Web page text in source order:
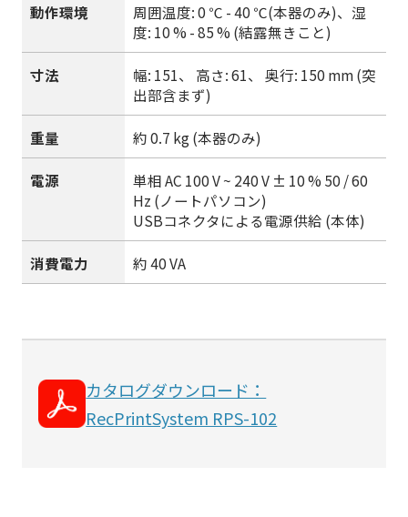
動作環境
周囲温度: 0 ℃ - 40 ℃(本器のみ)、湿
度: 10 % - 85 % (結露無きこと)
寸法
幅: 151、 高さ: 61、 奥行: 150 mm (突
出部含まず)
重量 約 0.7 kg (本器のみ)
電源
単相 AC 100 V ~ 240 V ± 10 % 50 / 60
Hz (ノートパソコン)
USBコネクタによる電源供給 (本体)
消費電力 約 40 VA
カタログダウンロード：
RecPrintSystem RPS-102